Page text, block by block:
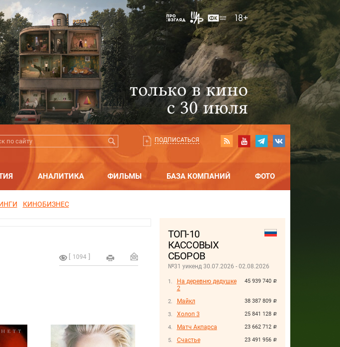
ПОДПИСАТЬСЯ
АНАЛИТИКА ФИЛЬМЫ БАЗА КОМПАНИЙ ФОТО
КИНОБИЗНЕС
ТОП-10
КАССОВЫХ
СБОРОВ
№31 уикенд 30.07.2026 - 02.08.2026
45 939 740 руб.
На деревню дедушке
2
38 387 809 руб.
Майкл
25 841 128 руб.
Холоп 3
23 662 712 руб.
Матч Акпарса
23 491 956 руб.
Счастье
1094